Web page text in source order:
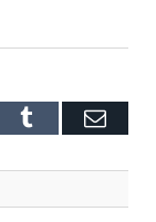
Tumblr